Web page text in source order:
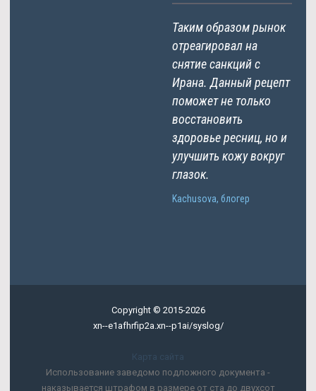
Таким образом рынок
отреагировал на
снятие санкций с
Ирана. Данный рецепт
поможет не только
восстановить
здоровье ресниц, но и
улучшить кожу вокруг
глазок.
Kachusova, блогер
Copyright © 2015-2026
xn--e1afhrfip2a.xn--p1ai/syslog/
Карта сайта
Использование заведомо подложного документа -
наказывается штрафом в размере от ста до двухсот